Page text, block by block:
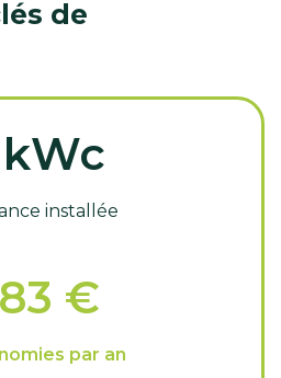
de
kWc
installée
€
par an